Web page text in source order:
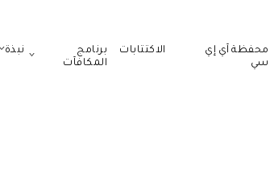
محفظة آي إي
سي
الاكتتابات
برنامج
المكافآت
نبذة